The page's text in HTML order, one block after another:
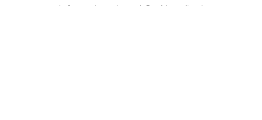
Informativa privacy | Cookie policy
|